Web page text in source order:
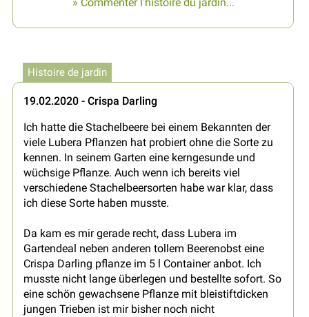
» Commenter l’histoire du jardin...
Histoire de jardin
19.02.2020 - Crispa Darling
Ich hatte die Stachelbeere bei einem Bekannten der
viele Lubera Pflanzen hat probiert ohne die Sorte zu
kennen. In seinem Garten eine kerngesunde und
wüchsige Pflanze. Auch wenn ich bereits viel
verschiedene Stachelbeersorten habe war klar, dass
ich diese Sorte haben musste.
Da kam es mir gerade recht, dass Lubera im
Gartendeal neben anderen tollem Beerenobst eine
Crispa Darling pflanze im 5 l Container anbot. Ich
musste nicht lange überlegen und bestellte sofort. So
eine schön gewachsene Pflanze mit bleistiftdicken
jungen Trieben ist mir bisher noch nicht